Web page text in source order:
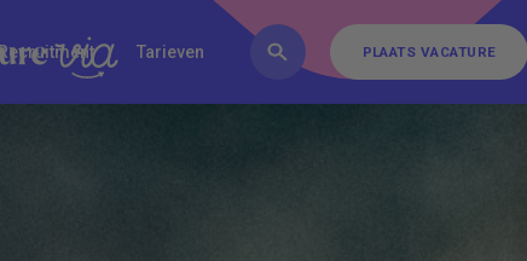
FAQ Inschrijven Contact
Recruitment Tarieven PLAATS VACATURE
PLAATS VACATURE